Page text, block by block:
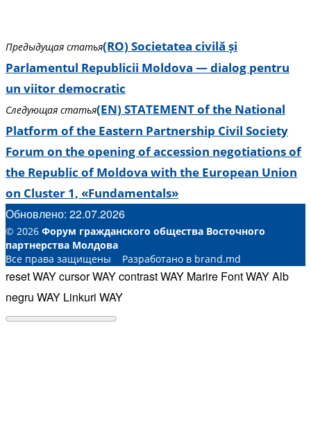
Предыдущая статья(RO) Societatea civilă și
Parlamentul Republicii Moldova — dialog pentru
un viitor democratic
Следующая статья(EN) STATEMENT of the National
Platform of the Eastern Partnership Civil Society
Forum on the opening of accession negotiations of
the Republic of Moldova with the European Union
on Cluster 1, «Fundamentals»
Обновлено: 22.07.2026
© 2026 Форум гражданского общества Восточного
партнерства Молдова
Все права защищены Разработано в brand.md
reset WAYcursor WAYcontrast WAY Marire Font WAYAlb
negru WAY Linkuri WAY